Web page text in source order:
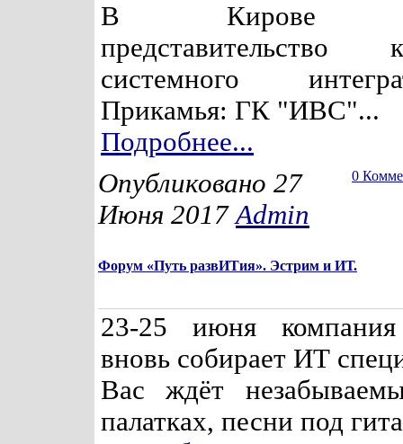
В Кирове
представительство
системного
Прикамья: ГК "ИВС"...
Подробнее...
0
Опубликовано 27
Июня 2017Admin
Форум «Путь развИТия». Эстрим и ИТ.
23-25 июня компания
вновь собирает ИТ
Вас ждёт
палатках, песни под